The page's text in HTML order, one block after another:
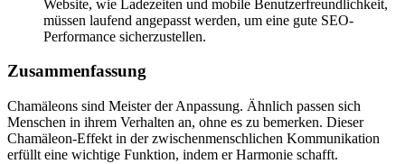
Website, wie Ladezeiten und mobile Benutzerfreundlichkeit,
müssen laufend angepasst werden, um eine gute SEO-
Performance sicherzustellen.
Zusammenfassung
Chamäleons sind Meister der Anpassung. Ähnlich passen sich
Menschen in ihrem Verhalten an, ohne es zu bemerken. Dieser
Chamäleon-Effekt in der zwischenmenschlichen Kommunikation
erfüllt eine wichtige Funktion, indem er Harmonie schafft.